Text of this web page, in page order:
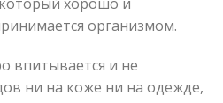
организмом.
впитывается и не
ни на коже ни на одежде,